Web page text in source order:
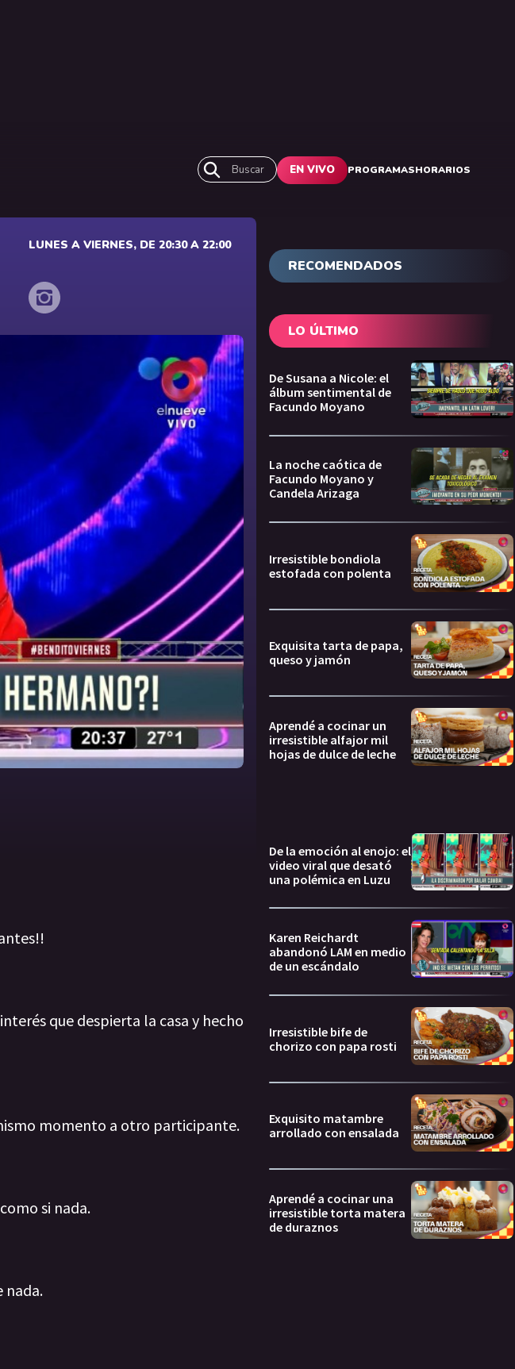
Buscar EN VIVO PROGRAMASHORARIOS
LUNES A VIERNES, DE 20:30 A 22:00
que despierta la casa y hecho
momento a otro participante.
si nada.
nada.
RECOMENDADOS
LO ÚLTIMO
De Susana a Nicole: el
álbum sentimental de
Facundo Moyano
La noche caótica de
Facundo Moyano y
Candela Arizaga
Irresistible bondiola
estofada con polenta
Exquisita tarta de papa,
queso y jamón
Aprendé a cocinar un
irresistible alfajor mil
hojas de dulce de leche
De la emoción al enojo: el
video viral que desató
una polémica en Luzu
Karen Reichardt
abandonó LAM en medio
de un escándalo
Irresistible bife de
chorizo con papa rosti
Exquisito matambre
arrollado con ensalada
Aprendé a cocinar una
irresistible torta matera
de duraznos